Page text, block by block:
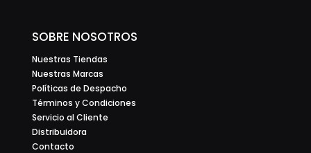
SOBRE NOSOTROS
Nuestras Tiendas
Nuestras Marcas
Políticas de Despacho
Términos y Condiciones
Servicio al Cliente
Distribuidora
Contacto